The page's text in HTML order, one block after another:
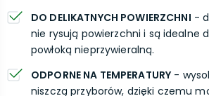
DO DELIKATNYCH POWIERZCHNI -
nie rysują powierzchni i są idealne
powłoką nieprzywieralną.
ODPORNE NA TEMPERATURY -
niszczą przyborów, dzięki czemu